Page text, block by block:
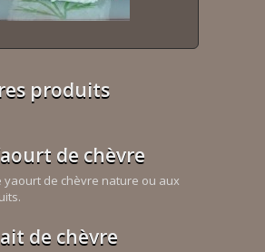
produits
de chèvre
yaourt de chèvre nature ou aux
de chèvre